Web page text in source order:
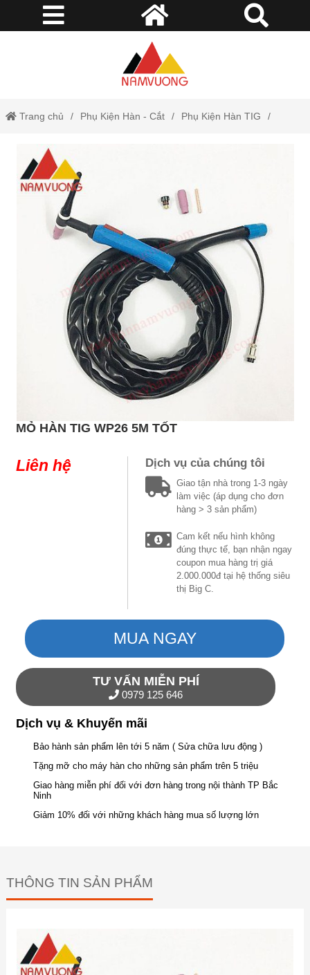
Trang chủ Phụ Kiện Hàn - Cắt Phụ Kiện Hàn TIG
Mỏ Hàn TIG WP26 5M Tốt
MỎ HÀN TIG WP26 5M TỐT
Liên hệ Dịch vụ của chúng tôi
Giao tận nhà trong 1-3 ngày
làm việc (áp dụng cho đơn
hàng > 3 sản phẩm)
Cam kết nếu hình không
đúng thực tế, bạn nhận ngay
coupon mua hàng trị giá
2.000.000đ tại hệ thống siêu
thị Big C.
MUA NGAY
TƯ VẤN MIỄN PHÍ
0979 125 646
Dịch vụ & Khuyến mãi
Bảo hành sản phẩm lên tới 5 năm ( Sửa chữa lưu động )
Tặng mỡ cho máy hàn cho những sản phẩm trên 5 triệu
Giao hàng miễn phí đối với đơn hàng trong nội thành TP Bắc
Ninh
Giảm 10% đối với những khách hàng mua số lượng lớn
THÔNG TIN SẢN PHẨM